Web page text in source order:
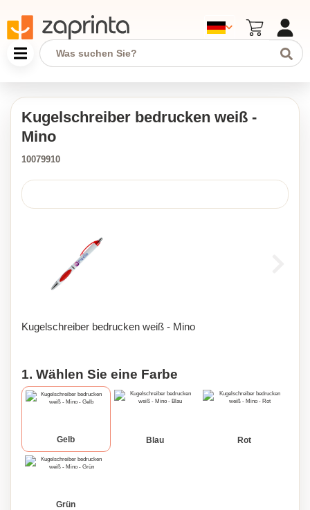
Kugelschreiber bedrucken weiß -
Mino
10079910
Kugelschreiber bedrucken weiß - Mino
1. Wählen Sie eine Farbe
Gelb Blau Rot
Grün